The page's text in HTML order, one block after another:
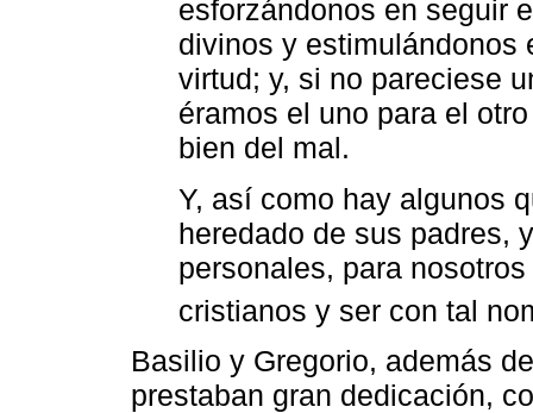
esforzándonos en seguir
divinos y estimulándonos
virtud; y, si no pareciese
éramos el uno para el
bien del mal.
Y, así como hay algunos
heredado de sus padres,
personales, para
cristianos y ser con tal
Basilio y Gregorio, además
prestaban gran dedicación,